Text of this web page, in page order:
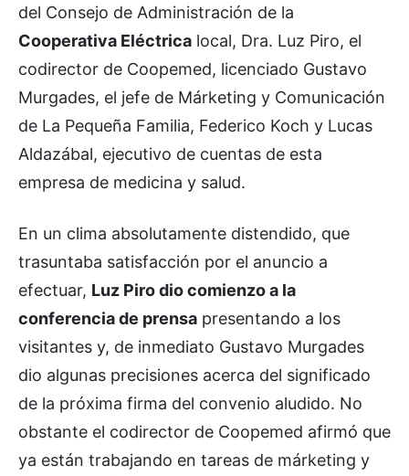
del Consejo de Administración de la
Cooperativa Eléctrica local, Dra. Luz Piro, el
codirector de Coopemed, licenciado Gustavo
Murgades, el jefe de Márketing y Comunicación
de La Pequeña Familia, Federico Koch y Lucas
Aldazábal, ejecutivo de cuentas de esta
empresa de medicina y salud.
En un clima absolutamente distendido, que
trasuntaba satisfacción por el anuncio a
efectuar, Luz Piro dio comienzo a la
conferencia de prensa presentando a los
visitantes y, de inmediato Gustavo Murgades
dio algunas precisiones acerca del significado
de la próxima firma del convenio aludido. No
obstante el codirector de Coopemed afirmó que
ya están trabajando en tareas de márketing y